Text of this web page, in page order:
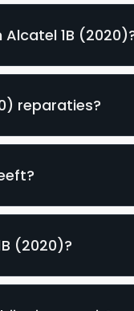
1B
reparaties?
(2020)?